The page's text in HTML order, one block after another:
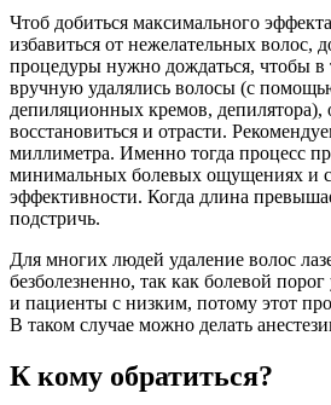
Чтоб добиться максимального
избавиться от нежелательных волос,
процедуры нужно дождаться, чтобы в
вручную удалялись волосы (с
депиляционных кремов,
восстановиться и отрасти.
миллиметра. Именно тогда процесс
минимальных болевых ощущениях и
эффективности. Когда длина
подстричь.
Для многих людей удаление волос
безболезненно, так как болевой
и пациенты с низким, потому этот
В таком случае можно делать
К кому обратиться?